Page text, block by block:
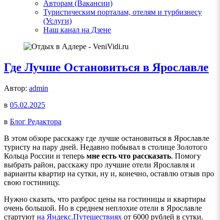
Авторам (Вакансии)
Туристическим порталам, отелям и турбизнесу
(Услуги)
Наш канал на Дзене
Где Лучше Остановиться в Ярославле
Автор: admin
в 05.02.2025
в Блог Редактора
В этом обзоре расскажу где лучше остановиться в Ярославле
туристу на пару дней. Недавно побывал в столице Золотого
Кольца России и теперь мне есть что рассказать. Помогу
выбрать район, расскажу про лучшие отели Ярославля и
варианты квартир на сутки, ну и, конечно, оставлю отзыв про
свою гостиницу.
Нужно сказать, что разброс цены на гостиницы и квартиры
очень большой. Но в среднем неплохие отели в Ярославле
стартуют на Яндекс.Путешествиях от 6000 рублей в сутки.